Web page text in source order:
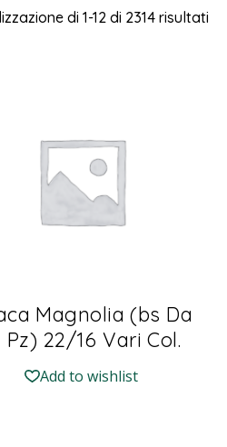
di 1-12 di 2314 risultati
Magnolia (bs Da
Pz) 22/16 Vari Col.
Add to wishlist